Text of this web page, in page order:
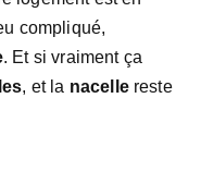
compliqué,
. Et si vraiment ça
, et la nacellereste